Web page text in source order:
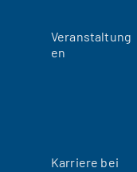
Veranstaltung
en
Karriere bei